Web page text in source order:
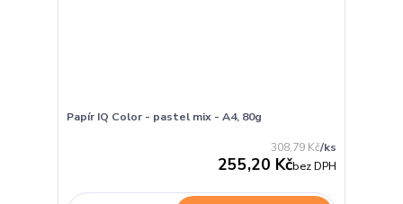
Papír IQ Color - pastel mix - A4, 80g
308,79 Kč/ks
255,20 Kčbez DPH